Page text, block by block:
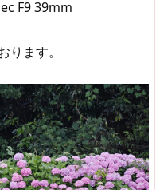
F9 39mm
ます。